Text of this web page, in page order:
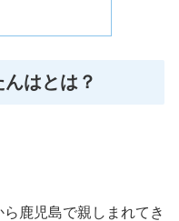
はとは？
ら鹿児島で親しまれてき